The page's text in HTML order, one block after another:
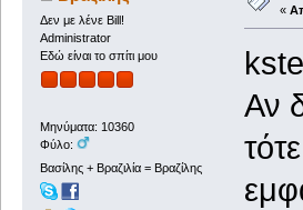
Δεν με λένε Bill!
Administrator
Εδώ είναι το σπίτι μου
Μηνύματα: 10360
Φύλο:
Βασίλης + Βραζιλία = Βραζίλης
«
Αν